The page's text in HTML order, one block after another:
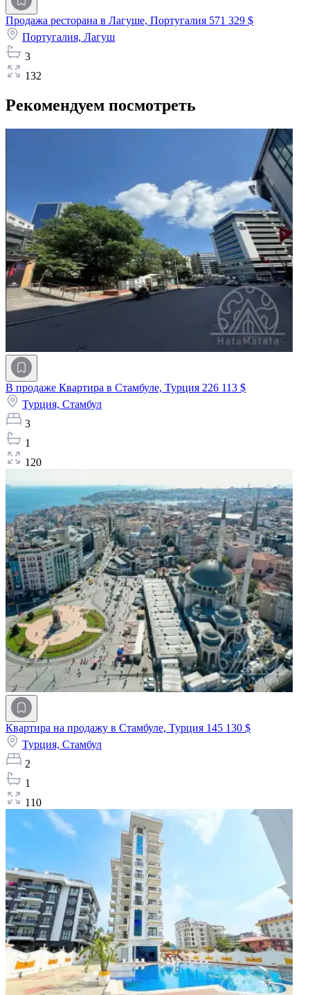
Продажа ресторана в Лагуше, Португалия 571 329 $
Португалия, Лагуш
3
132
Рекомендуем посмотреть
В продаже Квартира в Стамбуле, Турция 226 113 $
Турция, Стамбул
3
1
120
Квартира на продажу в Стамбуле, Турция 145 130 $
Турция, Стамбул
2
1
110